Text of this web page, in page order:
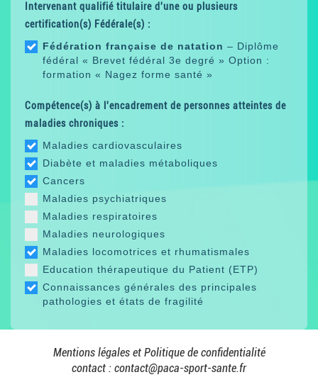
Intervenant qualifié titulaire d'une ou plusieurs
certification(s) Fédérale(s) :
Fédération française de natation – Diplôme
fédéral « Brevet fédéral 3e degré » Option :
formation « Nagez forme santé »
Compétence(s) à l'encadrement de personnes atteintes de
maladies chroniques :
Maladies cardiovasculaires
Diabète et maladies métaboliques
Cancers
Maladies psychiatriques
Maladies respiratoires
Maladies neurologiques
Maladies locomotrices et rhumatismales
Education thérapeutique du Patient (ETP)
Connaissances générales des principales
pathologies et états de fragilité
Mentions légales et Politique de confidentialité
contact : contact@paca-sport-sante.fr